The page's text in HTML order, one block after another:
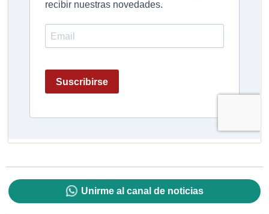
Unirme al canal de noticias